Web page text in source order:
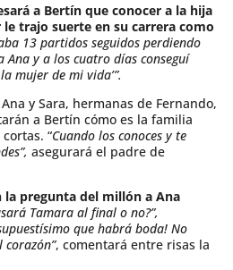
a Bertín que conocer a la hija
trajo suerte en su carrera como
13 partidos seguidos perdiendo
Ana y a los cuatro días conseguí
mujer de mi vida’”.
y Sara, hermanas de Fernando,
a Bertín cómo es la familia
“Cuando los conoces y te
asegurará el padre de
la pregunta del millón a Ana
Tamara al final o no?”,
que habrá boda! No
corazón”, comentará entre risas la